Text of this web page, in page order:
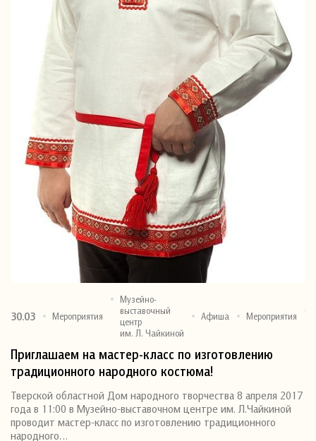
30.03 Мероприятия
Музейно-
выставочный
центр
им. Л. Чайкиной
Афиша Мероприятия
Приглашаем на мастер-класс по изготовлению
традиционного народного костюма!
Тверской областной Дом народного творчества 8 апреля 2017
года в 11:00 в Музейно-выставочном центре им. Л.Чайкиной
проводит мастер-класс по изготовлению традиционного
народного…